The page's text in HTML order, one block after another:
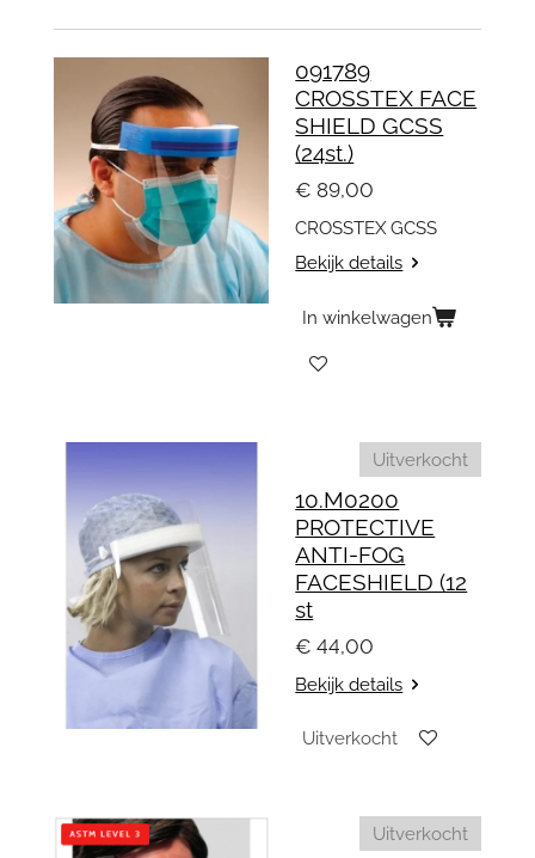
091789
CROSSTEX FACE
SHIELD GCSS
(24st.)
€ 89,00
CROSSTEXGCSS
Bekijk details
In winkelwagen
Uitverkocht
10.M0200
PROTECTIVE
ANTI-FOG
FACESHIELD (12
st
€ 44,00
Bekijk details
Uitverkocht
Uitverkocht